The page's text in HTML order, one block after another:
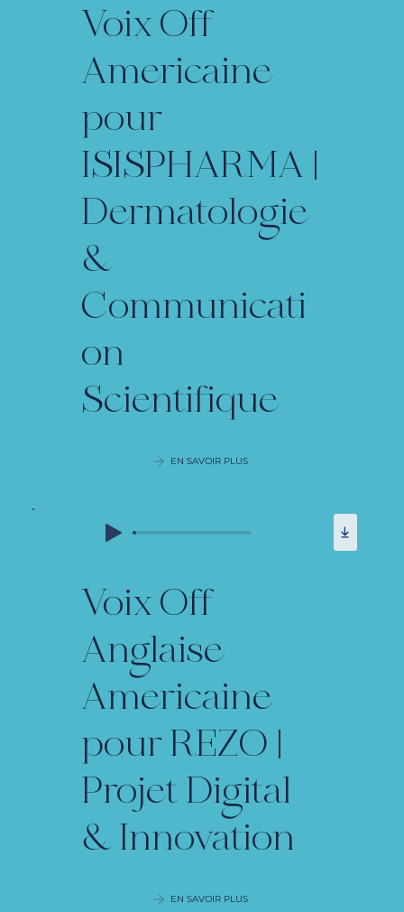
Voix Off
Americaine
pour
ISISPHARMA |
Dermatologie
&
Communicati
on
Scientifique
EN SAVOIR PLUS
Voix Off
Anglaise
Americaine
pour REZO |
Projet Digital
& Innovation
EN SAVOIR PLUS